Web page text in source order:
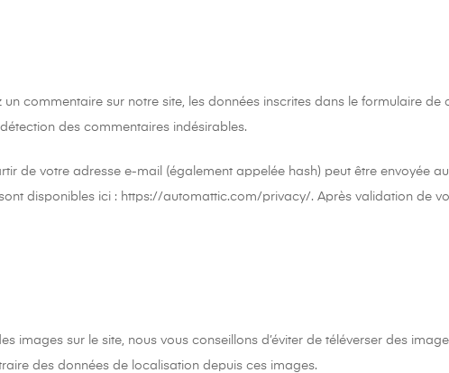
un commentaire sur notre site, les données inscrites dans le formulaire
des commentaires indésirables.
de votre adresse e-mail (également appelée hash) peut être envoyée
disponibles ici : https://automattic.com/privacy/. Après validation de
images sur le site, nous vous conseillons d’éviter de téléverser des
des données de localisation depuis ces images.